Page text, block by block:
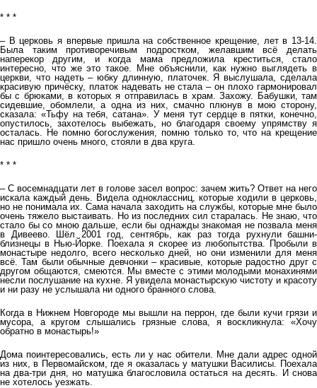
* * *
– В церковь я впервые пришла на собственное крещение, лет в 13-14.
Была таким противоречивым подростком, желавшим всё делать
наперекор другим, и когда мама предложила креститься, стало
интересно, что же это такое. Мне объяснили, как нужно выглядеть в
церкви, что надеть – юбку длинную, платочек. Я выслушала, сделала
красивую причёску, платок надевать не стала – он плохо гармонировал
бы с брюками, в которых я отправилась в храм. Захожу. Бабушки, там
сидевшие, обомлели, а одна из них, смачно плюнув в мою сторону,
сказала: «Тьфу на тебя, сатана». У меня тут сердце в пятки, конечно,
опустилось, захотелось выбежать, но благодаря своему упрямству я
осталась. Не помню богослужения, помню только то, что на крещение
нас пришло очень много, стояли в два круга.
* * *
– С восемнадцати лет в голове засел вопрос: зачем жить? Ответ на него
искала каждый день. Видела одноклассниц, которые ходили в церковь,
но не понимала их. Сама начала заходить на службы, которые мне было
очень тяжело выстаивать. Но из последних сил старалась. Не знаю, что
стало бы со мною дальше, если бы однажды знакомая не позвала меня
в Дивеево. Шёл 2001 год, сентябрь, как раз тогда рухнули башни-
близнецы в Нью-Йорке. Поехала я скорее из любопытства. Пробыли в
монастыре недолго, всего несколько дней, но они изменили для меня
всё. Там были обычные девчонки – красивые, которые радостно друг с
другом общаются, смеются. Мы вместе с этими молодыми монахинями
несли послушание на кухне. Я увидела монастырскую чистоту и красоту
и ни разу не услышала ни одного бранного слова.
Когда в Нижнем Новгороде мы вышли на перрон, где были кучи грязи и
мусора, а кругом слышались грязные слова, я воскликнула: «Хочу
обратно в монастырь!»
Дома поинтересовались, есть ли у нас обители. Мне дали адрес одной
из них, в Первомайском, где я оказалась у матушки Василисы. Поехала
на два-три дня, но матушка благословила остаться на десять. И снова
не хотелось уезжать.